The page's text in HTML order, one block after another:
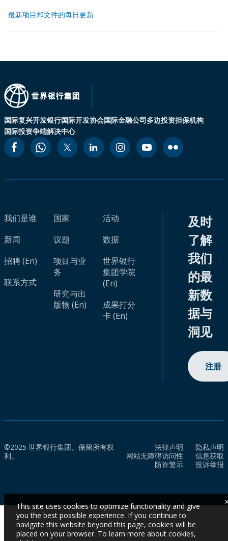
最新项目和文件的每日更新
国际复兴开发银行国际开发协会国际金融公司多边投资担保机构
国际投资争端解决中心
我们是谁
新闻
招聘 (En)
联系方式
国家
议题
项目与业
务
研究与出
版物 (En)
活动
数据
世界银行
集团学院
(En)
成果打分
卡 (En)
及时
了解
我们
的最
新数
据与
洞见
注册
©2025 世界银行集团。保留所有权
利。
法律声明
隐私声明
网站无障碍访问性
信息获取
防诈警示
投诉举报
This site uses cookies to optimize functionality and give
you the best possible experience. If you continue to
navigate this website beyond this page, cookies will be
placed on your browser. To learn more about cookies,